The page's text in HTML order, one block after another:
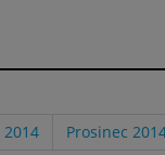
Prosinec